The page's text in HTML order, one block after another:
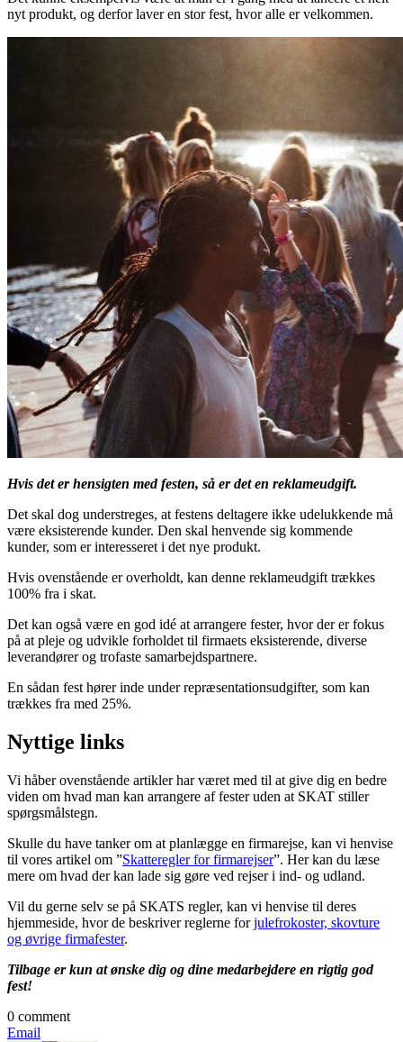
nyt produkt, og derfor laver en stor fest, hvor alle er velkommen.
Hvis det er hensigten med festen, så er det en reklameudgift.
Det skal dog understreges, at festens deltagere ikke udelukkende må
være eksisterende kunder. Den skal henvende sig kommende
kunder, som er interesseret i det nye produkt.
Hvis ovenstående er overholdt, kan denne reklameudgift trækkes
100% fra i skat.
Det kan også være en god idé at arrangere fester, hvor der er fokus
på at pleje og udvikle forholdet til firmaets eksisterende, diverse
leverandører og trofaste samarbejdspartnere.
En sådan fest hører inde under repræsentationsudgifter, som kan
trækkes fra med 25%.
Nyttige links
Vi håber ovenstående artikler har været med til at give dig en bedre
viden om hvad man kan arrangere af fester uden at SKAT stiller
spørgsmålstegn.
Skulle du have tanker om at planlægge en firmarejse, kan vi henvise
til vores artikel om ”Skatteregler for firmarejser”. Her kan du læse
mere om hvad der kan lade sig gøre ved rejser i ind- og udland.
Vil du gerne selv se på SKATS regler, kan vi henvise til deres
hjemmeside, hvor de beskriver reglerne forjulefrokoster, skovture
og øvrige firmafester.
Tilbage er kun at ønske dig og dine medarbejdere en rigtig god
fest!
0 comment
Email